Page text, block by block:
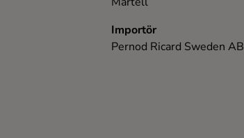
Importör
Pernod Ricard Sweden AB